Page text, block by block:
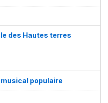
des Hautes terres
populaire